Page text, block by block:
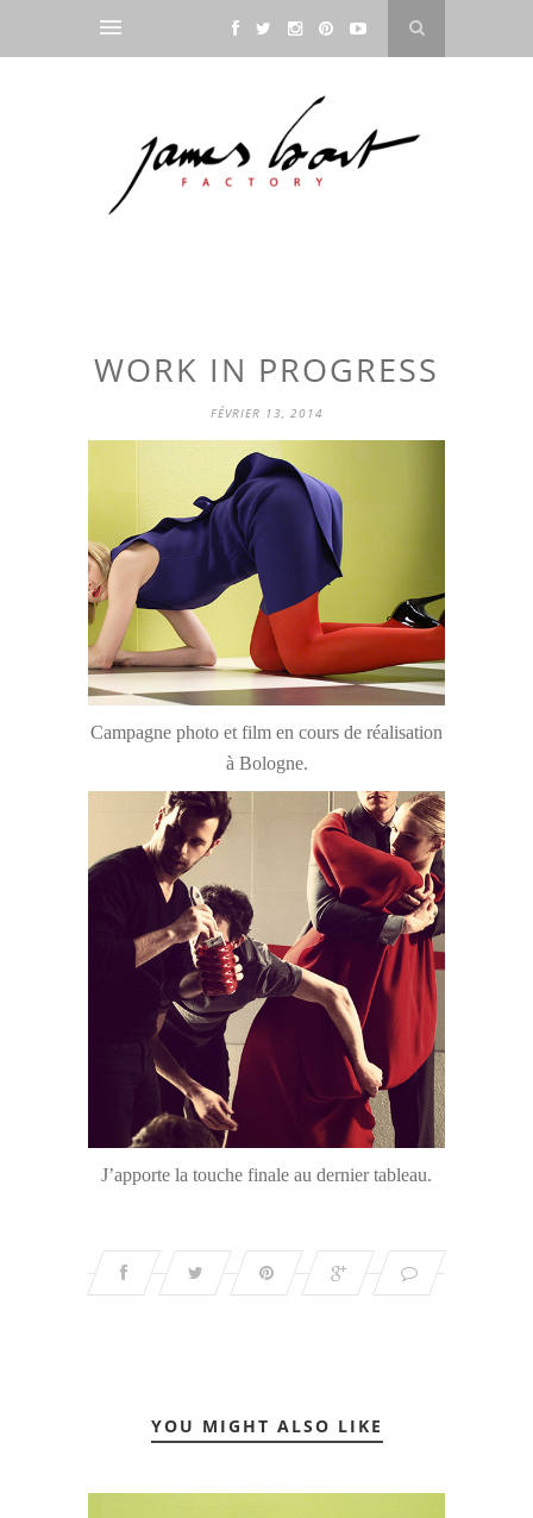
WORK IN PROGRESS
FÉVRIER 13, 2014
Campagne photo et film en cours de réalisation
à Bologne.
J’apporte la touche finale au dernier tableau.
YOU MIGHT ALSO LIKE